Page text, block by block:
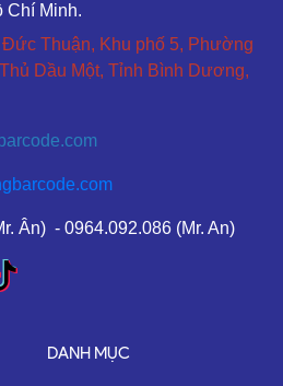
Chí Minh.
Thuận, Khu phố 5, Phường
Dầu Một, Tỉnh Bình Dương,
Ân) - 0964.092.086 (Mr. An)
DANH MỤC